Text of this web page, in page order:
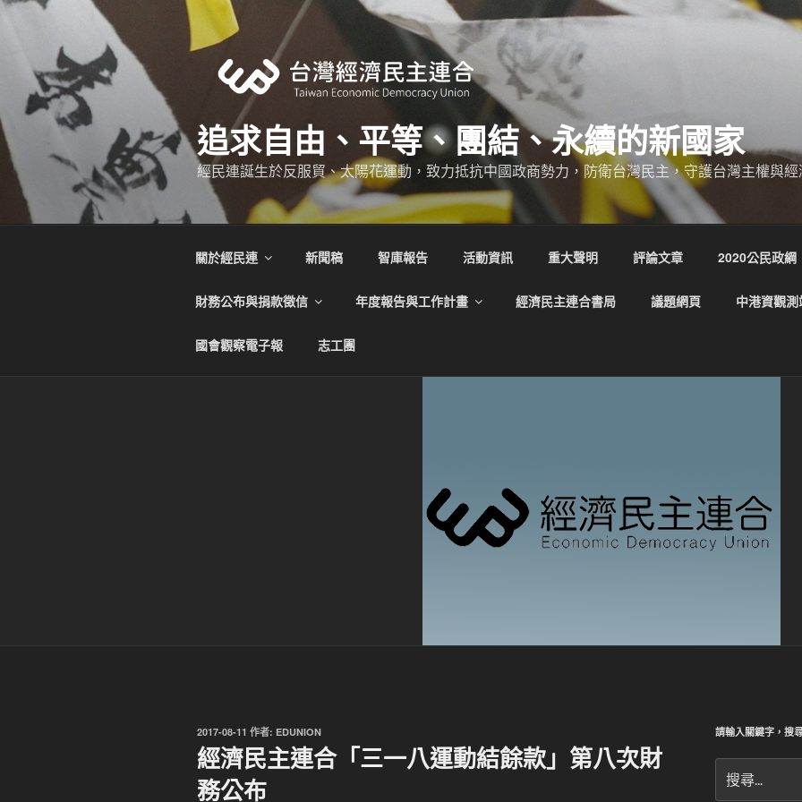
跳
容
追求自由、平等、團結、永續的新國家
經民連誕生於反服貿、太陽花運動，致力抵抗中國政商勢力，防衛台灣民主，守護台灣主權與
關於經民連 新聞稿 智庫報告 活動資訊 重大聲明 評論文章 2020公民政綱
財務公布與捐款徵信 年度報告與工作計畫 經濟民主連合書局 議題網頁 中港資觀測
國會觀察電子報 志工團
發
佈
於
2017-08-11 作者: EDUNION
經濟民主連合「三一八運動結餘款」第八次財
務公布
請輸入關鍵字，搜
尋